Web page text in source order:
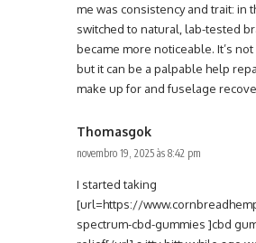
me was consistency and trait: in
switched to natural, lab-tested
became more noticeable. It’s not
but it can be a palpable help
make up for and fuselage
Thomasgok
novembro 19, 2025 às 8:42 pm
I started taking
[url=https://
spectrum-cbd-gummies ]cbd